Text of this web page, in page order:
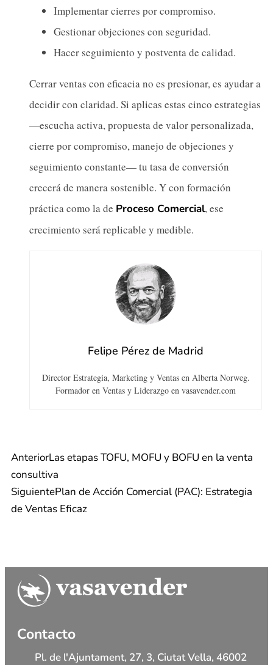
Implementar cierres por compromiso.
Gestionar objeciones con seguridad.
Hacer seguimiento y postventa de calidad.
Cerrar ventas con eficacia no es presionar, es ayudar a
decidir con claridad. Si aplicas estas cinco estrategias
—escucha activa, propuesta de valor personalizada,
cierre por compromiso, manejo de objeciones y
seguimiento constante— tu tasa de conversión
crecerá de manera sostenible. Y con formación
práctica como la de Proceso Comercial, ese
crecimiento será replicable y medible.
Felipe Pérez de Madrid
Director Estrategia, Marketing y Ventas en Alberta Norweg.
Formador en Ventas y Liderazgo en vasavender.com
AnteriorLas etapas TOFU, MOFU y BOFU en la venta
consultiva
SiguientePlan de Acción Comercial (PAC): Estrategia
de Ventas Eficaz
Contacto
Pl. de l'Ajuntament, 27, 3, Ciutat Vella, 46002